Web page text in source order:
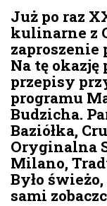
Już po raz
kulinarne z
zaproszenie
Na tę okazję
przepisy
programu
Budzicha.
Baziółka,
Oryginalna
Milano,
Było
sami